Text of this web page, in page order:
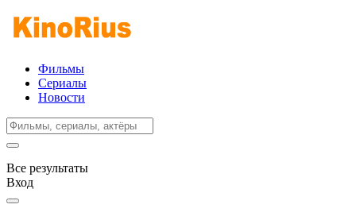
Фильмы
Сериалы
Новости
Все результаты
Вход